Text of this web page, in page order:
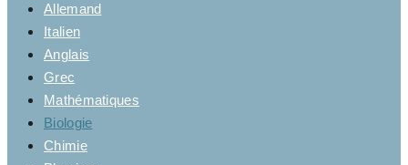
Allemand
Italien
Anglais
Grec
Mathématiques
Biologie
Chimie